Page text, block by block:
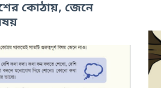
কোঠায়, জেনে